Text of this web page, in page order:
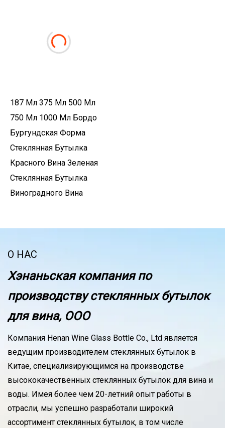
187 Мл 375 Мл 500 Мл
750 Мл 1000 Мл Бордо
Бургундская Форма
Стеклянная Бутылка
Красного Вина Зеленая
Стеклянная Бутылка
Виноградного Вина
О НАС
Хэнаньская компания по
производству стеклянных бутылок
для вина, ООО
Компания Henan Wine Glass Bottle Co., Ltd является
ведущим производителем стеклянных бутылок в
Китае, специализирующимся на производстве
высококачественных стеклянных бутылок для вина и
воды. Имея более чем 20-летний опыт работы в
отрасли, мы успешно разработали широкий
ассортимент стеклянных бутылок, в том числе